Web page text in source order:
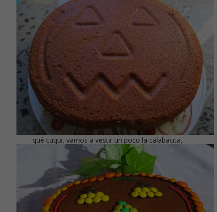
qué cuqui, vamos a vestir un poco la calabacita,